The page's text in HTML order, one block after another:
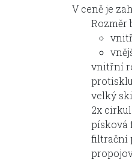
V ceně je
Rozměr
vnitřní
velký
2x
písková
filtrační